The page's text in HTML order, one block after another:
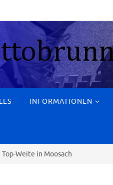
INFORMATIONEN
Weite in Moosach